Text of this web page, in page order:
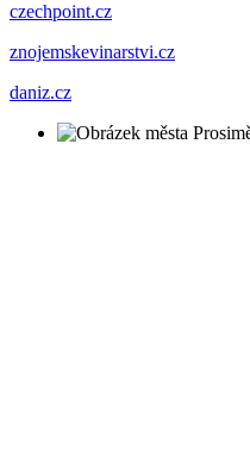
czechpoint.cz
znojemskevinarstvi.cz
daniz.cz